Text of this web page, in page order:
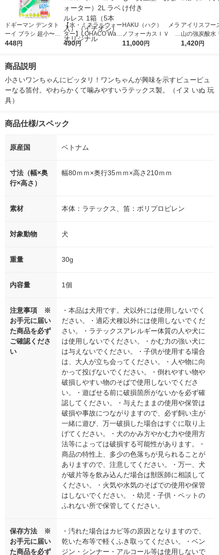
ドギーマン デンタト
ーイ ブラシ 超小〜小
型犬用 青りんごの香
448円
【水・ミネラルウォー
ター】LOHACO Wate
r（ロハコウォータ
490円
HAKU（ハク） メラ
ノフォーカスＩＶ 4
5ｇ 資生堂 おまけ
11,000円
アイリスフー
山の強炭酸水
レス 500ml 1
1,420円
商品説明
小さいワンちゃんにピッタリ！ワンちゃんが興味を示すピューピュ
ーなる笛付。やわらかくて噛みやすいラテックス製。（イヌ いぬ 玩
具）
商品仕様/スペック
原産国 ベトナム
寸法（幅×奥
行×高さ）
幅80ｍｍ×奥行35ｍｍ×高さ210ｍｍ
素材 本体：ラテックス、笛：ポリプロピレン
対象動物 犬
重量 30g
内容量 1個
注意事項 ※
お手元に届い
た商品を必ず
ご確認くださ
い
・本品は犬用です。犬以外には使用しないでく
ださい。・適応犬種以外には使用しないでくだ
さい。・ラテックスアレルギー体質の人や犬に
は使用しないでください。・かむ力の強い犬に
は与えないでください。・子供が使用する場合
は、大人が立ち会ってください。・人や物に向
かって投げないでください。・倒れやすい物や
破損しやすい物のそばで使用しないでくださ
い。・遊ばせる前に破損箇所がないかを必ず確
認してください。・与えたままの使用や保管は
破損や事故につながりますので、必ず飼い主が
一緒に遊び、万一破損した場合はすぐに取り上
げてください。・犬のかみ方やかむ力や使用方
法等によっては破損する可能性があります。・
商品の特性上、多少の色落ちが見られることが
ありますので、注意してください。・万一、犬
が破片等を飲み込んだ場合は獣医師に相談して
ください。・火気や水気のそばでの使用や保管
はしないでください。・幼児・子供・ペットの
ふれない所で保管してください。
保存方法 ※
お手元に届い
た商品を必ず
・汚れた場合はカビ等の原因となりますので、
乾いた布等で軽くふき取ってください。・ベン
ジン・シンナー・アルコール等は使用しないで